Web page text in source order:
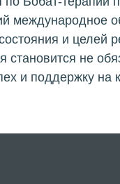
международное
и целей
становится не
и поддержку на